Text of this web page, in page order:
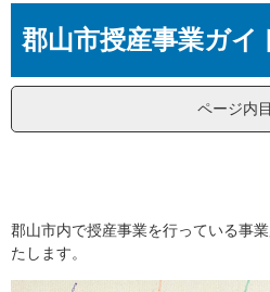
へ
文郡山市授産事業ガイ
ページ内
郡山市内で授産事業を行っている事
たします。